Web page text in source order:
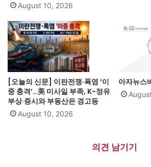
August 10, 2026
[오늘의 신문] 이란전쟁·폭염 ‘이
중 충격’…美 미사일 부족, K-정유
부상·증시와 부동산은 경고등
August 10, 2026
아자뉴
의견 남기기